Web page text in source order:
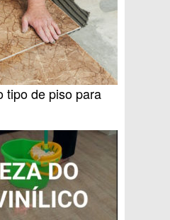
tipo de piso para